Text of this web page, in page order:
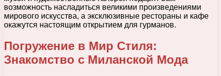
возможность насладиться великими произведениями
мирового искусства, а эксклюзивные рестораны и кафе
окажутся настоящим открытием для гурманов.
Погружение в Мир Стиля:
Знакомство с Миланской Мода